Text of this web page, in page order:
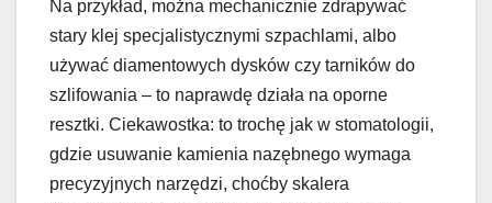
Na przykład, można mechanicznie zdrapywać
stary klej specjalistycznymi szpachlami, albo
używać diamentowych dysków czy tarników do
szlifowania – to naprawdę działa na oporne
resztki. Ciekawostka: to trochę jak w stomatologii,
gdzie usuwanie kamienia nazębnego wymaga
precyzyjnych narzędzi, choćby skalera